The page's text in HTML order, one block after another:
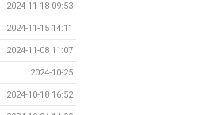
2024-11-18 09:53
2024-11-15 14:11
2024-11-08 11:07
2024-10-25
2024-10-18 16:52